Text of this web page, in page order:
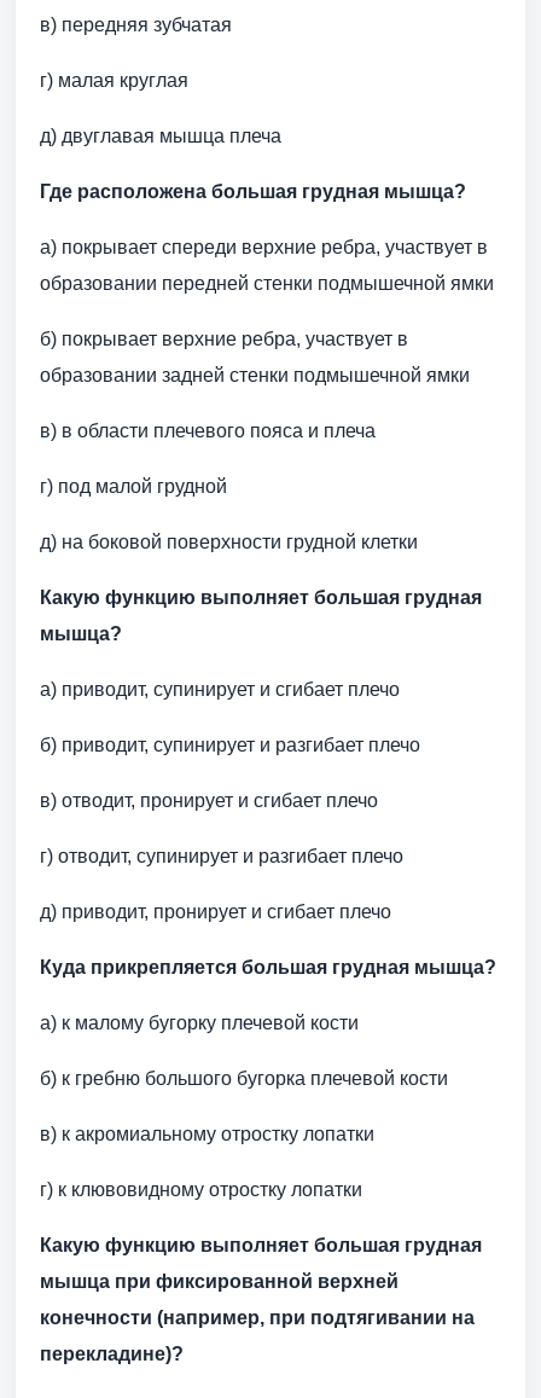
в) передняя зубчатая
г) малая круглая
д) двуглавая мышца плеча
Где расположена большая грудная мышца?
а) покрывает спереди верхние ребра, участвует в
образовании передней стенки подмышечной ямки
б) покрывает верхние ребра, участвует в
образовании задней стенки подмышечной ямки
в) в области плечевого пояса и плеча
г) под малой грудной
д) на боковой поверхности грудной клетки
Какую функцию выполняет большая грудная
мышца?
а) приводит, супинирует и сгибает плечо
б) приводит, супинирует и разгибает плечо
в) отводит, пронирует и сгибает плечо
г) отводит, супинирует и разгибает плечо
д) приводит, пронирует и сгибает плечо
Куда прикрепляется большая грудная мышца?
а) к малому бугорку плечевой кости
б) к гребню большого бугорка плечевой кости
в) к акромиальному отростку лопатки
г) к клювовидному отростку лопатки
Какую функцию выполняет большая грудная
мышца при фиксированной верхней
конечности (например, при подтягивании на
перекладине)?